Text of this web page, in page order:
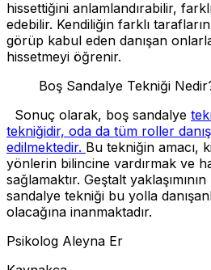
hissettiğini anlamlandırabilir,
edebilir. Kendiliğin farklı
görüp kabul eden danışan
hissetmeyi öğrenir.
Boş Sandalye Tekniği
Sonuç olarak, boş sandalye
tekniğidir, oda da tüm roller
edilmektedir. Bu tekniğin amacı,
yönlerin bilincine vardırmak ve
sağlamaktır. Geştalt
sandalye tekniği bu yolla
olacağına inanmaktadır.
Psikolog Aleyna Er